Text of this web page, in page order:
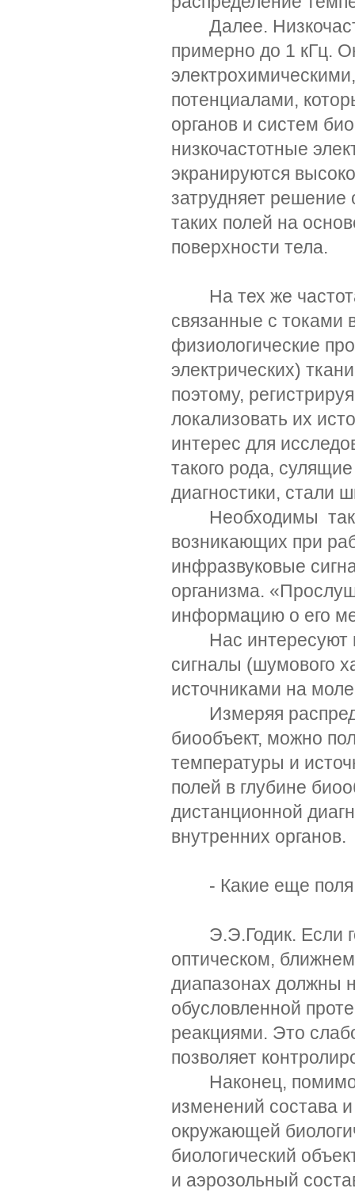
Далее.
примерно до 1 кГц.
потенциалами,
органов и систем
низкочастотные
экранируются
затрудняет решение
таких полей на
поверхности тела.
На тех же
связанные с токами
физиологические
электрических)
поэтому,
локализовать их
интерес для
такого рода,
диагностики, стали
Необходимы также
возникающих при
инфразвуковые
организма.
информацию о его
Нас интересуют и
сигналы (шумового
источниками на
Измеряя
биообъект, можно
температуры и
полей в глубине
дистанционной
внутренних органов.
- Какие еще поля
Э.Э.Годик. Если
оптическом,
диапазонах должны
обусловленной
реакциями. Это
позволяет
Наконец, помимо
изменений состава
окружающей
биологический
и аэрозольный